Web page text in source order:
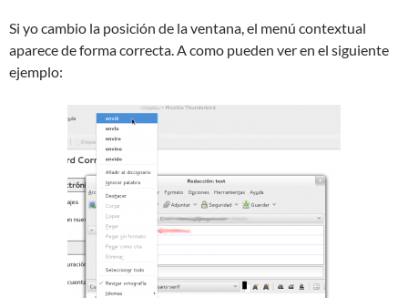
Si yo cambio la posición de la ventana, el menú contextual
aparece de forma correcta. A como pueden ver en el siguiente
ejemplo: